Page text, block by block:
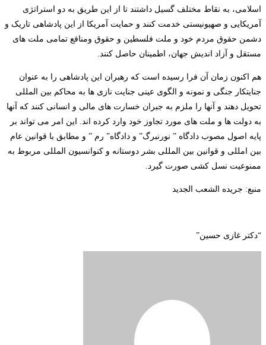
اسلامی، به نقاط مختلف گسیل داشتند تا از این طریق به دو استراتژی
آمریکایی و صهیونیستی خدمت کنند و حمایت آمریکا از این پادشاهی تاریک و
دشمن حقوق مردم خود و ملت فلسطین و حقوق ومنافع تمامی ملت های
مستقل و آزاد اندیش جهان، اطمینان حاصل کنند.
هم اکنون زمان آن فرا رسیده است که رهبران این پادشاهی را به عنوان
جنایتکار جنگی و نمونه و الگوی عینی جنایت نازی ها به محاکم بین المللی
تحویل دهند و آنها را ملزم به جبران خسارت های مالی و انسانی کنند که آنها
به دولت ها و ملت های مورد تجاوز خود وارد کرده اند. این امر می تواند بر
پایه اصول مصوب دادگاه ” نورنبرگ” و دادگاه” رم ” و مطابق با قوانین عام
بین امللی و قوانین بین المللی بشر دوستانه و کنوانسیون المللی مربوط به
ممنوعیت نسل کشی صورت گیرد.
منبع: جریده الشعب الجدید
“دکتر غازی حسین”